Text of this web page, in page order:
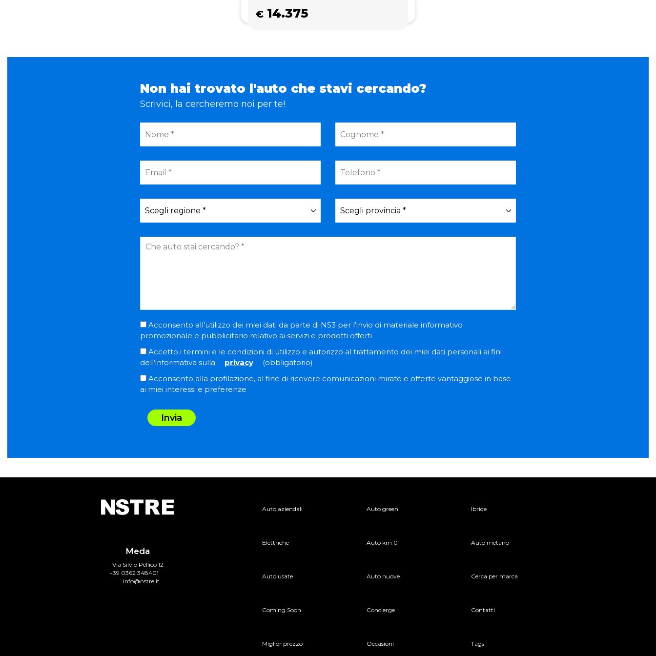
€ 14.375
Non hai trovato l'auto che stavi cercando?
Scrivici, la cercheremo noi per te!
Acconsento all’utilizzo dei miei dati da parte di NS3 per l’invio di materiale informativo
promozionale e pubblicitario relativo ai servizi e prodotti offerti
Accetto i termini e le condizioni di utilizzo e autorizzo al trattamento dei miei dati personali ai fini
dell’informativa sulla
privacy
(obbligatorio)
Acconsento alla profilazione, al fine di ricevere comunicazioni mirate e offerte vantaggiose in base
ai miei interessi e preferenze
Invia
Meda
Via Silvio Pellico 12
+39 0362 348401
info@nstre.it
Auto aziendali Auto green Ibride
Elettriche Auto km 0 Auto metano
Auto usate Auto nuove Cerca per marca
Coming Soon Concierge Contatti
Miglior prezzo Occasioni Tags